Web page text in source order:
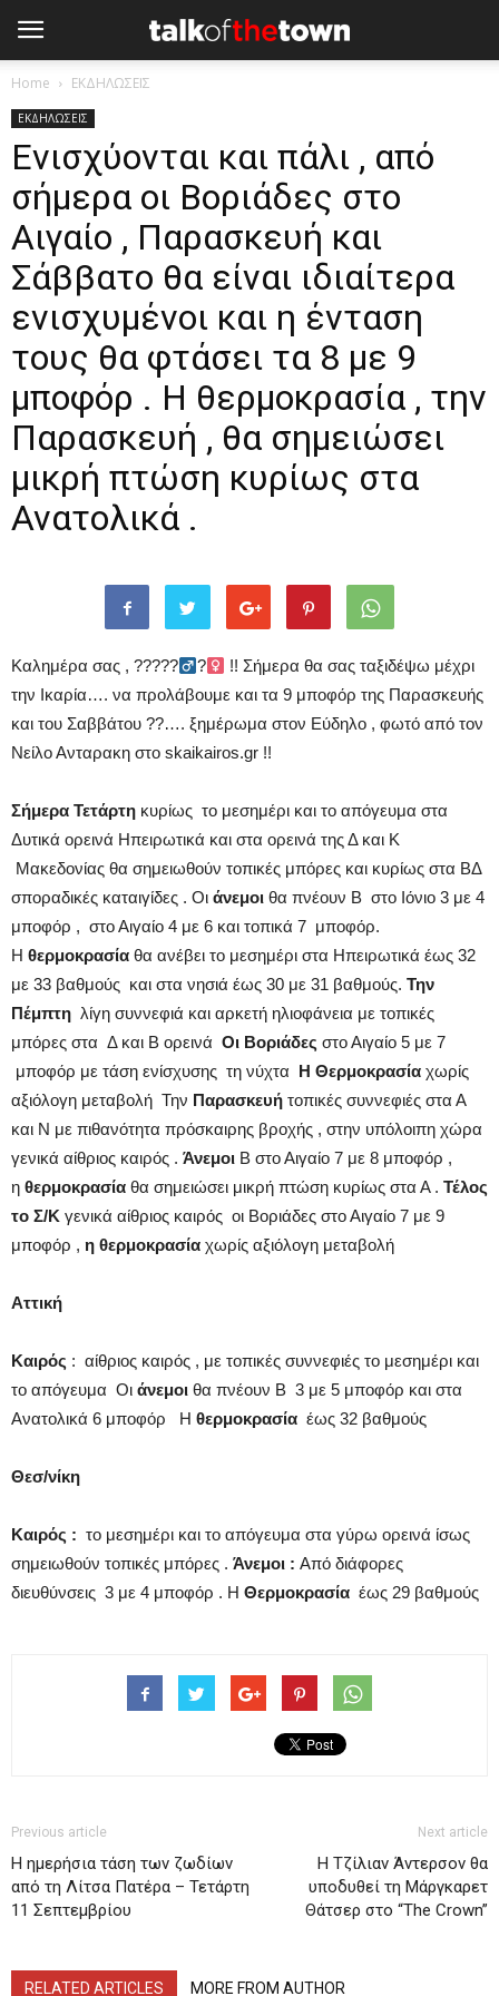
Home ΕΚΔΗΛΩΣΕΙΣ
ΕΚΔΗΛΩΣΕΙΣ
Ενισχύονται και πάλι , από
σήμερα οι Βοριάδες στο
Αιγαίο , Παρασκευή και
Σάββατο θα είναι ιδιαίτερα
ενισχυμένοι και η ένταση
τους θα φτάσει τα 8 με 9
μποφόρ . Η θερμοκρασία , την
Παρασκευή , θα σημειώσει
μικρή πτώση κυρίως στα
Ανατολικά .
Καλημέρα σας , ?????‍ ?‍
!! Σήμερα θα σας ταξιδέψω μέχρι
την Ικαρία…. να προλάβουμε και τα 9 μποφόρ της Παρασκευής
και του Σαββάτου ??…. ξημέρωμα στον Εύδηλο , φωτό από τον
Νείλο Ανταρακη στο skaikairos.gr !!
Σήμερα Τετάρτη κυρίως το μεσημέρι και το απόγευμα στα
Δυτικά ορεινά Ηπειρωτικά και στα ορεινά της Δ και Κ
Μακεδονίας θα σημειωθούν τοπικές μπόρες και κυρίως στα ΒΔ
σποραδικές καταιγίδες . Οι άνεμοι θα πνέουν Β στο Ιόνιο 3 με 4
μποφόρ , στο Αιγαίο 4 με 6 και τοπικά 7 μποφόρ.
Η θερμοκρασία θα ανέβει το μεσημέρι στα Ηπειρωτικά έως 32
με 33 βαθμούς και στα νησιά έως 30 με 31 βαθμούς. Την
Πέμπτη λίγη συννεφιά και αρκετή ηλιοφάνεια με τοπικές
μπόρες στα Δ και Β ορεινά Οι Βοριάδες στο Αιγαίο 5 με 7
μποφόρ με τάση ενίσχυσης τη νύχτα Η Θερμοκρασία χωρίς
αξιόλογη μεταβολή Την Παρασκευή τοπικές συννεφιές στα Α
και Ν με πιθανότητα πρόσκαιρης βροχής , στην υπόλοιπη χώρα
γενικά αίθριος καιρός . Άνεμοι Β στο Αιγαίο 7 με 8 μποφόρ ,
η θερμοκρασία θα σημειώσει μικρή πτώση κυρίως στα Α . Τέλος
το Σ/Κ γενικά αίθριος καιρός οι Βοριάδες στο Αιγαίο 7 με 9
μποφόρ , η θερμοκρασία χωρίς αξιόλογη μεταβολή
Αττική
Καιρός : αίθριος καιρός , με τοπικές συννεφιές το μεσημέρι και
το απόγευμα Οι άνεμοι θα πνέουν Β 3 με 5 μποφόρ και στα
Ανατολικά 6 μποφόρ Η θερμοκρασία έως 32 βαθμούς
Θεσ/νίκη
Καιρός : το μεσημέρι και το απόγευμα στα γύρω ορεινά ίσως
σημειωθούν τοπικές μπόρες . Άνεμοι : Από διάφορες
διευθύνσεις 3 με 4 μποφόρ . Η Θερμοκρασία έως 29 βαθμούς
Previous article
H ημερήσια τάση των ζωδίων
από τη Λίτσα Πατέρα – Τετάρτη
11 Σεπτεμβρίου
Next article
H Τζίλιαν Άντερσον θα
υποδυθεί τη Μάργκαρετ
Θάτσερ στο “The Crown”
RELATED ARTICLES MORE FROM AUTHOR